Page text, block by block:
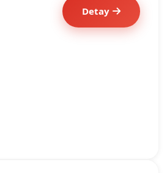
Detay